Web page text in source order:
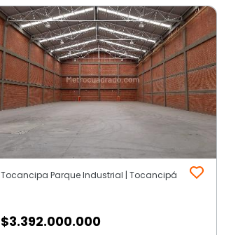
Tocancipa Parque Industrial | Tocancipá
$3.392.000.000